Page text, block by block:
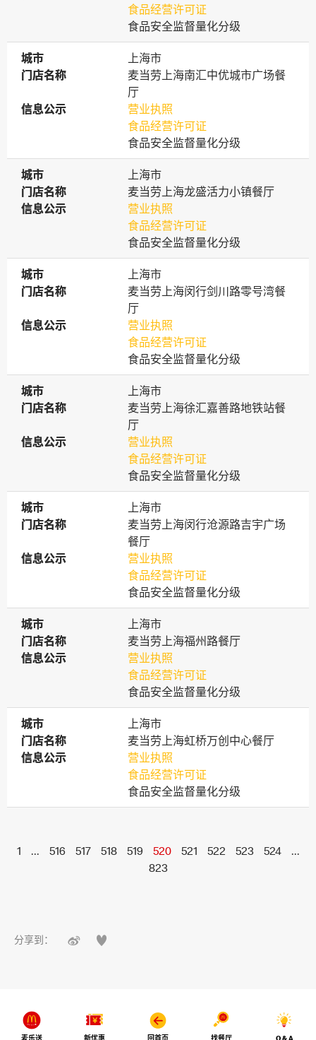
食品经营许可证
食品安全监督量化分级
城市
城市
上海市
门店名称
门店名称
麦当劳上海南汇中优城市广场餐
厅
信息公示
信息公示
营业执照
食品经营许可证
食品安全监督量化分级
城市
城市
上海市
门店名称
门店名称
麦当劳上海龙盛活力小镇餐厅
信息公示
信息公示
营业执照
食品经营许可证
食品安全监督量化分级
城市
城市
上海市
门店名称
门店名称
麦当劳上海闵行剑川路零号湾餐
厅
信息公示
信息公示
营业执照
食品经营许可证
食品安全监督量化分级
城市
城市
上海市
门店名称
门店名称
麦当劳上海徐汇嘉善路地铁站餐
厅
信息公示
信息公示
营业执照
食品经营许可证
食品安全监督量化分级
城市
城市
上海市
门店名称
门店名称
麦当劳上海闵行沧源路吉宇广场
餐厅
信息公示
信息公示
营业执照
食品经营许可证
食品安全监督量化分级
城市
城市
上海市
门店名称
门店名称
麦当劳上海福州路餐厅
信息公示
信息公示
营业执照
食品经营许可证
食品安全监督量化分级
城市
城市
上海市
门店名称
门店名称
麦当劳上海虹桥万创中心餐厅
信息公示
信息公示
营业执照
食品经营许可证
食品安全监督量化分级
1 ... 516 517 518 519 520 521 522 523 524
...
823
分享到：  